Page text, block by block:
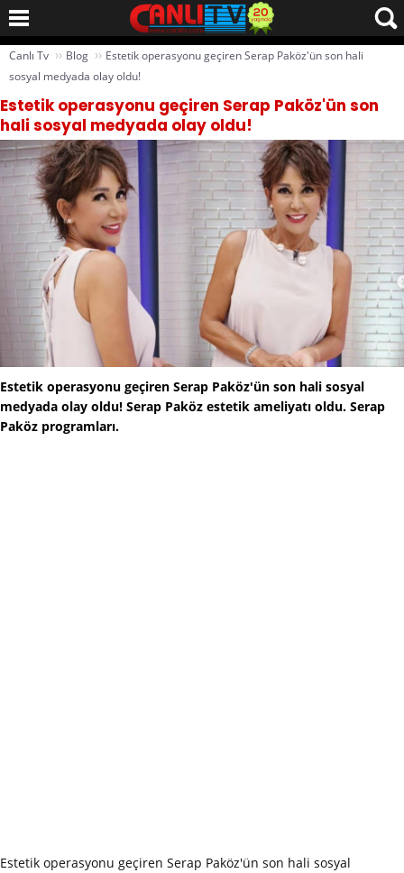
Canlı Tv ›› Blog ›› Estetik operasyonu geçiren Serap Paköz'ün son hali
sosyal medyada olay oldu!
Estetik operasyonu geçiren Serap Paköz'ün son
hali sosyal medyada olay oldu!
Estetik operasyonu geçiren Serap Paköz'ün son hali sosyal
medyada olay oldu! Serap Paköz estetik ameliyatı oldu. Serap
Paköz programları.
Estetik operasyonu geçiren Serap Paköz'ün son hali sosyal